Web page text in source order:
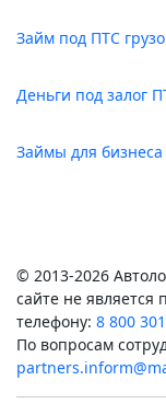
Займ под ПТС
Деньги под залог
Займы для
© 2013-2026
сайте не
телефону: 8 800
По вопросам